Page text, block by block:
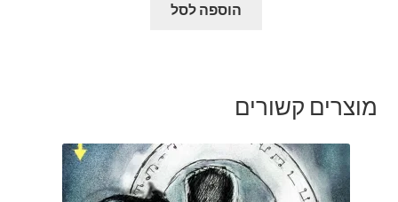
הוספה לסל
מוצרים קשורים